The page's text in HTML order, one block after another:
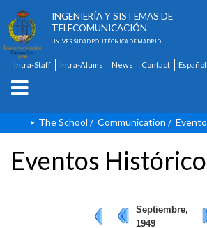
INGENIERÍA Y SISTEMAS DE
TELECOMUNICACIÓN
UNIVERSIDAD POLITÉCNICA DE MADRID
Intra-Staff Intra-Alums News Contact Español
The School / Communication /
Eventos
Septiembre,
1949